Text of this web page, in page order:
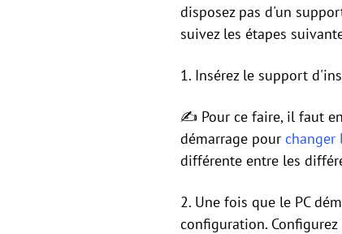
disposez pas d'un
suivez les étapes
1. Insérez le support
✍ Pour ce faire, il faut
démarrage pour changer
différente entre les
2. Une fois que le PC
configuration.